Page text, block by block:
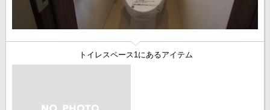
トイレスペース1にあるアイテム